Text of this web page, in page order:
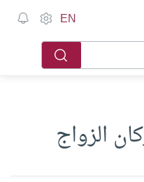
EN
الزواج